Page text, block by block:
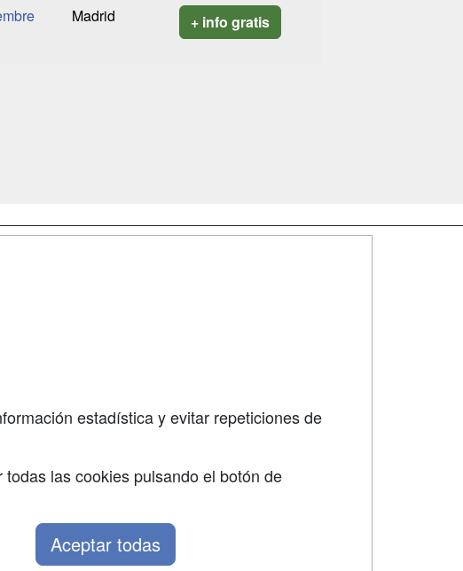
Madrid + info gratis
estadística y evitar repeticiones de
las cookies pulsando el botón de
Aceptar todas